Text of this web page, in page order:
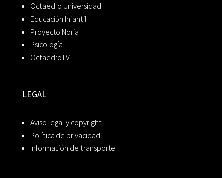
Octaedro Universidad
Educación Infantil
Proyecto Noria
Psicología
OctaedroTV
LEGAL
Aviso legal y copyright
Política de privacidad
Información de transporte